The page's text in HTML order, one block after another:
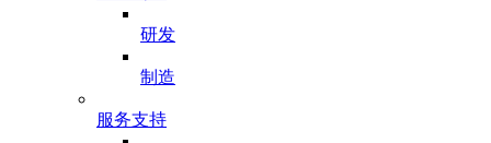
研发
制造
服务支持